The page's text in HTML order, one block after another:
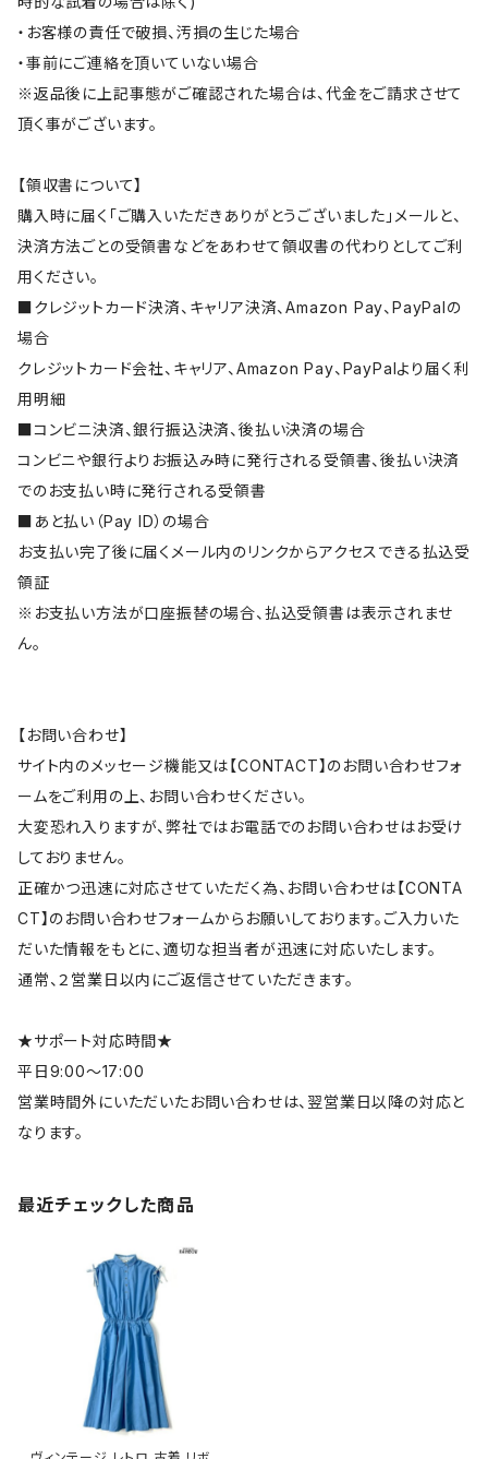
・お客様の責任で破損、汚損の生じた場合
・事前にご連絡を頂いていない場合
※返品後に上記事態がご確認された場合は、代金をご請求させて
頂く事がございます。
【領収書について】
購入時に届く「ご購入いただきありがとうございました」メールと、
決済方法ごとの受領書などをあわせて領収書の代わりとしてご利
用ください。
■クレジットカード決済、キャリア決済、Amazon Pay、PayPalの
場合
クレジットカード会社、キャリア、Amazon Pay、PayPalより届く利
用明細
■コンビニ決済、銀行振込決済、後払い決済の場合
コンビニや銀行よりお振込み時に発行される受領書、後払い決済
でのお支払い時に発行される受領書
■あと払い（Pay ID）の場合
お支払い完了後に届くメール内のリンクからアクセスできる払込受
領証
※お支払い方法が口座振替の場合、払込受領書は表示されませ
ん。
【お問い合わせ】
サイト内のメッセージ機能又は【CONTACT】のお問い合わせフォ
ームをご利用の上、お問い合わせください。
大変恐れ入りますが、弊社ではお電話でのお問い合わせはお受け
しておりません。
正確かつ迅速に対応させていただく為、お問い合わせは【CONTA
CT】のお問い合わせフォームからお願いしております。ご入力いた
だいた情報をもとに、適切な担当者が迅速に対応いたします。
通常、２営業日以内にご返信させていただきます。
★サポート対応時間★
平日9:00～17:00
営業時間外にいただいたお問い合わせは、翌営業日以降の対応と
なります。
最近チェックした商品